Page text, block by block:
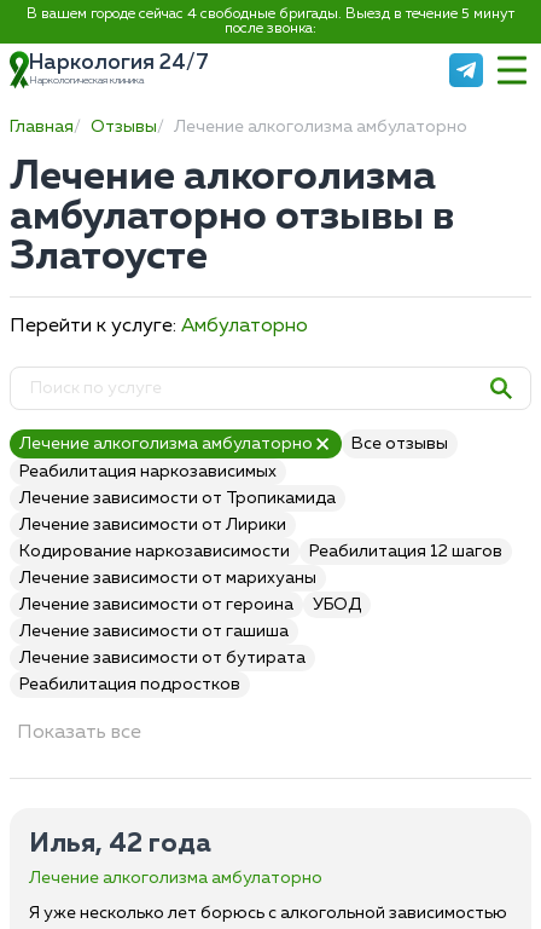
В вашем городе сейчас 4 свободные бригады. Выезд в течение 5 минут
после звонка:
Наркология 24/7
Наркологическая клиника
Главная Отзывы Лечение алкоголизма амбулаторно
Лечение алкоголизма
амбулаторно отзывы в
Златоусте
Перейти к услуге: Амбулаторно
Лечение алкоголизма амбулаторно
Все отзывы
Реабилитация наркозависимых
Лечение зависимости от Тропикамида
Лечение зависимости от Лирики
Кодирование наркозависимости
Реабилитация 12 шагов
Лечение зависимости от марихуаны
Лечение зависимости от героина
УБОД
Лечение зависимости от гашиша
Лечение зависимости от бутирата
Реабилитация подростков
Показать все
Илья, 42 года
Лечение алкоголизма амбулаторно
Я уже несколько лет борюсь с алкогольной зависимостью